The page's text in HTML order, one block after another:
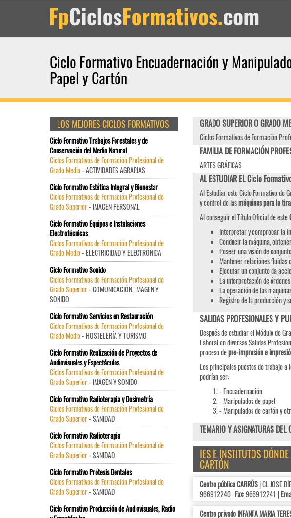
Ciclo Formativo Encuadernación y
Papel y Cartón
GRADO SUPERIOR O GRADO
Ciclos Formativos de Formación
FAMILIA DE FORMACIÓN
ARTES GRÁFICAS
AL ESTUDIAR EL Ciclo
Al Estudiar este Ciclo Formativo de
y control de lasmáquinas para la
Al conseguir el Título Oficial de este
Interpretar y comprobar la
Conducir la máquina,
Poseer una visión de
Mantener relaciones fluidas
Ejecutar un conjunto da
La interpretación de
La operación de las
Registro de la producción y
SALIDAS PROFESIONALES Y
Después de estudiar el Módulo de
Laboral en diversas Salidas
proceso depre-impresión e
Los principales puestos de trabajo
podrían ser:
- Encuadernación
- Manipulados de papel
- Manipulados de cartón y
TEMARIO Y ASIGNATURAS
IES E INSTITUTOS
CARTÓN
Centro público CARRÚS| CL JOSÉ
966912240 |Fax:966912241 |
Centro privado INFANTA MARIA
LOS MEJORES CICLOS FORMATIVOS
Ciclo Formativo Trabajos Forestales y de
Conservación del Medio Natural
Ciclos Formativos de Formación Profesional de
Grado Medio- ACTIVIDADES AGRARIAS
Ciclo Formativo Estética Integral y Bienestar
Ciclos Formativos de Formación Profesional de
Grado Superior- IMAGEN PERSONAL
Ciclo Formativo Equipos e Instalaciones
Electrotécnicas
Ciclos Formativos de Formación Profesional de
Grado Medio- ELECTRICIDAD Y ELECTRÓNICA
Ciclo Formativo Sonido
Ciclos Formativos de Formación Profesional de
Grado Superior- COMUNICACIÓN, IMAGEN Y
SONIDO
Ciclo Formativo Servicios en Restauración
Ciclos Formativos de Formación Profesional de
Grado Medio- HOSTELERÍA Y TURISMO
Ciclo Formativo Realización de Proyectos de
Audiovisuales y Espectáculos
Ciclos Formativos de Formación Profesional de
Grado Superior- IMAGEN Y SONIDO
Ciclo Formativo Radioterapia y Dosimetría
Ciclos Formativos de Formación Profesional de
Grado Superior- SANIDAD
Ciclo Formativo Radioterapia
Ciclos Formativos de Formación Profesional de
Grado Superior- SANIDAD
Ciclo Formativo Prótesis Dentales
Ciclos Formativos de Formación Profesional de
Grado Superior- SANIDAD
Ciclo Formativo Producción de Audiovisuales, Radio